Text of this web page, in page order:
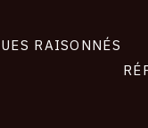
RAISONNÉS